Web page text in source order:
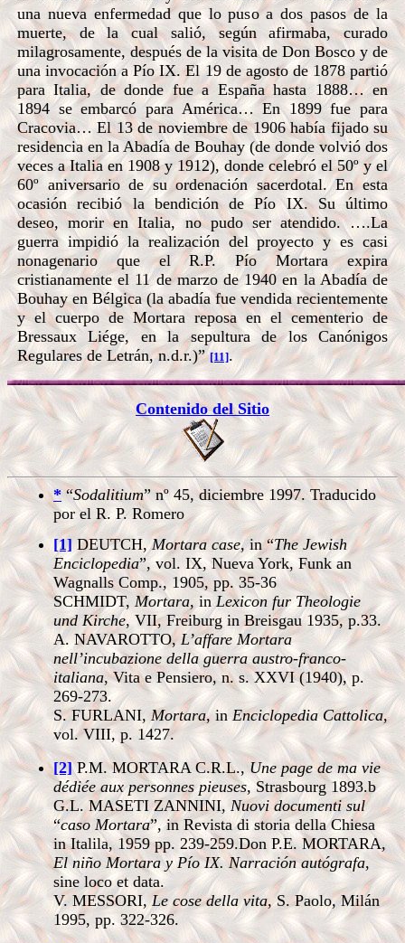
una nueva enfermedad que lo puso a dos pasos de la
muerte, de la cual salió, según afirmaba, curado
milagrosamente, después de la visita de Don Bosco y de
una invocación a Pío IX. El 19 de agosto de 1878 partió
para Italia, de donde fue a España hasta 1888… en
1894 se embarcó para América… En 1899 fue para
Cracovia… El 13 de noviembre de 1906 había fijado su
residencia en la Abadía de Bouhay (de donde volvió dos
veces a Italia en 1908 y 1912), donde celebró el 50º y el
60º aniversario de su ordenación sacerdotal. En esta
ocasión recibió la bendición de Pío IX. Su último
deseo, morir en Italia, no pudo ser atendido. ….La
guerra impidió la realización del proyecto y es casi
nonagenario que el R.P. Pío Mortara expira
cristianamente el 11 de marzo de 1940 en la Abadía de
Bouhay en Bélgica (la abadía fue vendida recientemente
y el cuerpo de Mortara reposa en el cementerio de
Bressaux Liége, en la sepultura de los Canónigos
Regulares de Letrán, n.d.r.)” [11].
Contenido del Sitio
* “Sodalitium” nº 45, diciembre 1997. Traducido
por el R. P. Romero
[1] DEUTCH,Mortara case, in “The Jewish
Enciclopedia”, vol. IX, Nueva York, Funk an
Wagnalls Comp., 1905, pp. 35-36
SCHMIDT,Mortara, inLexicon fur Theologie
und Kirche, VII, Freiburg in Breisgau 1935, p.33.
A. NAVAROTTO,L’affare Mortara
nell’incubazione della guerra austro-franco-
italiana, Vita e Pensiero, n. s. XXVI (1940), p.
269-273.
S. FURLANI, Mortara, in Enciclopedia Cattolica,
vol. VIII, p. 1427.
[2]P.M. MORTARA C.R.L.,Une page de ma vie
dédiée aux personnes pieuses, Strasbourg 1893.b
G.L. MASETI ZANNINI, Nuovi documenti sul
“caso Mortara”, in Revista di storia della Chiesa
in Italila, 1959 pp. 239-259.Don P.E. MORTARA,
El niño Mortara y Pío IX. Narración autógrafa,
sine loco et data.
V. MESSORI,Le cose della vita, S. Paolo, Milán
1995, pp. 322-326.